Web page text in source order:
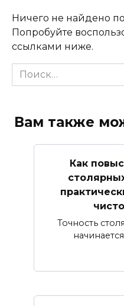
Ничего не найдено
Попробуйте
ссылками ниже.
Search
for:
Вам также
Как
Точность